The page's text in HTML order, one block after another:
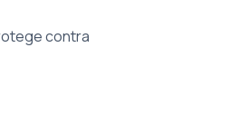
contra